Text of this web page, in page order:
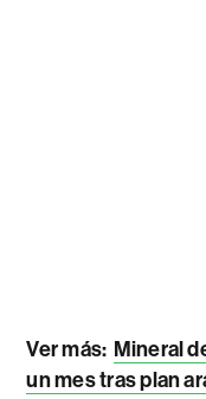
Ver más: Mineral
un mes tras plan